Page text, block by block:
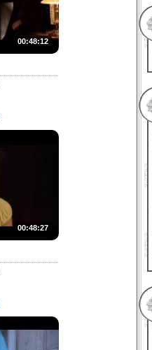
00:48:12
00:48:27